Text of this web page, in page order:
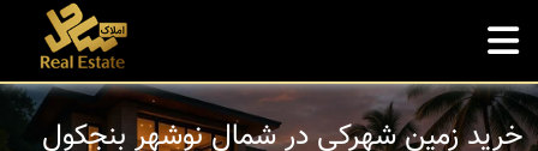
خرید زمین شهرکی در شمال نوشهر بنجکول